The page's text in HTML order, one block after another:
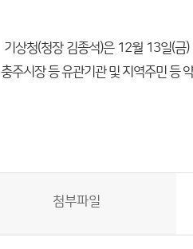
기상청(청장 김종석)은 12월 13일(금
충주시장 등 유관기관 및 지역주민 등
첨부파일